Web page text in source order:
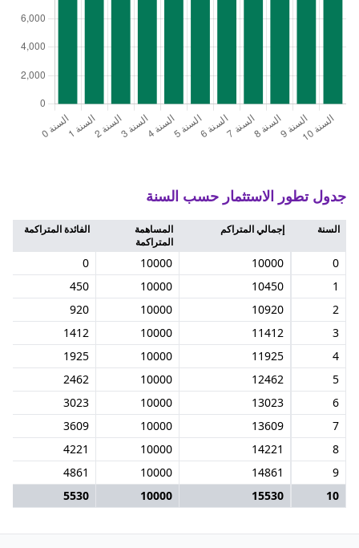
جدول تطور الاستثمار حسب السنة
السنة إجمالي المتراكم
المساهمة
المتراكمة
الفائدة المتراكمة
0
10000
10000
0
1
10450
10000
450
2
10920
10000
920
3
11412
10000
1412
4
11925
10000
1925
5
12462
10000
2462
6
13023
10000
3023
7
13609
10000
3609
8
14221
10000
4221
9
14861
10000
4861
10
15530
10000
5530